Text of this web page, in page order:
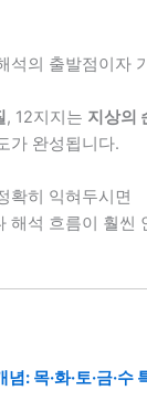
석의 출발점이자
, 12지지는 지상의
가 완성됩니다.
확히 익혀두시면
해석 흐름이 훨씬
념: 목·화·토·금·수